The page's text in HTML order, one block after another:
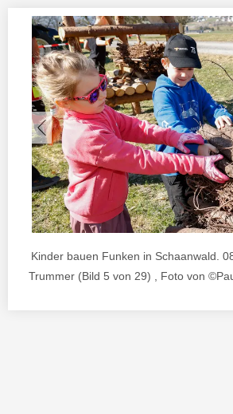
Kinder bauen Funken in Schaanwald.
Trummer (Bild 5 von 29) , Foto von